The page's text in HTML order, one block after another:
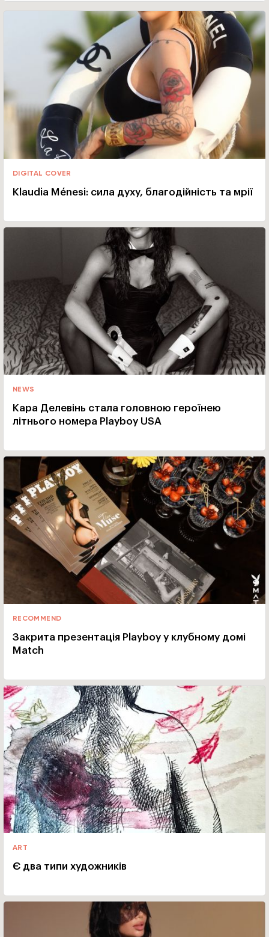
DIGITAL COVER
Klaudia Ménesi: сила духу, благодійність та мрії
NEWS
Кара Делевінь стала головною героїнею
літнього номера Playboy USA
RECOMMEND
Закрита презентація Playboy у клубному домі
Match
ART
Є два типи художників